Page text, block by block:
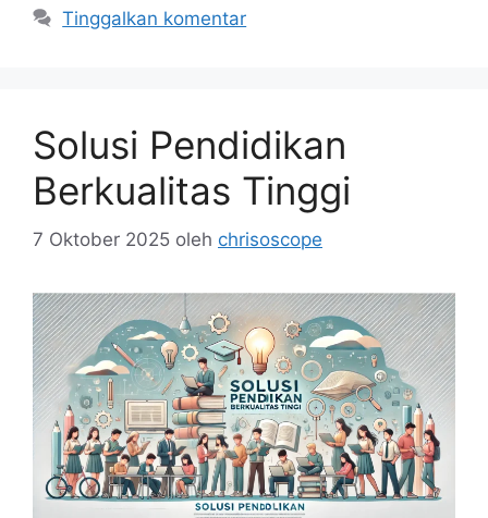
Tinggalkan komentar
Solusi Pendidikan
Berkualitas Tinggi
7 Oktober 2025 oleh chrisoscope